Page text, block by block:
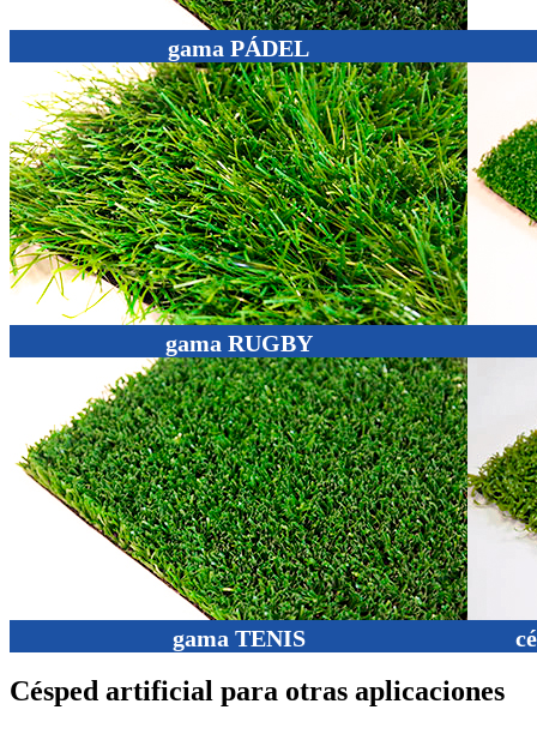
gama PÁDEL
gama RUGBY
gama TENIS
Césped artificial para otras aplicaciones